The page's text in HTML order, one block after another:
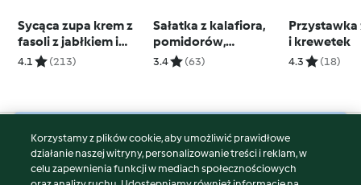
Sycąca zupa krem z
fasoli z jabłkiem i
majerankiem
4.1 (213)
Sałatka z kalafiora,
pomidorów,
migdałów i oliwek
3.4 (63)
Przystawka
i krewetek
4.3 (18)
© Copyright 2026
Warunki korzystania
Korzystamy z plików cookie, aby umożliwić prawidłowe
działanie naszej witryny, personalizowanie treści i reklam, w
celu zapewnienia funkcji w mediach społecznościowych